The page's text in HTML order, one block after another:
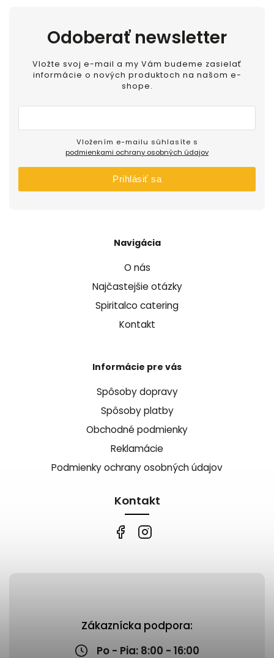
Zákaznícka podpora:
Po - Pia: 8:00 - 16:00
Navigácia
O nás
Najčastejšie otázky
Spiritalco catering
Kontakt
Informácie pre vás
Spôsoby dopravy
Spôsoby platby
Obchodné podmienky
Reklamácie
Podmienky ochrany osobných údajov
Kontakt
Odoberať newsletter
Vložte svoj e-mail a my Vám budeme zasielať
informácie o nových produktoch na našom e-
shope.
podmienkami ochrany osobných údajov
Prihlásiť sa